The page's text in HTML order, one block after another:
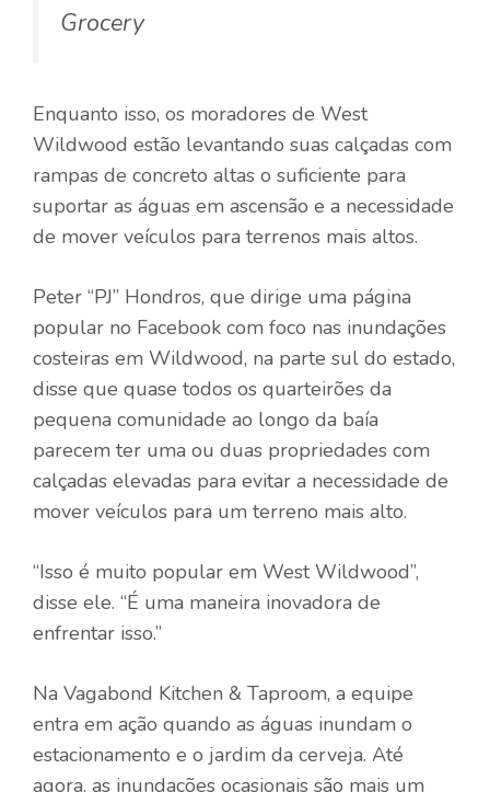
Grocery
Enquanto isso, os moradores de West
Wildwood estão levantando suas calçadas com
rampas de concreto altas o suficiente para
suportar as águas em ascensão e a necessidade
de mover veículos para terrenos mais altos.
Peter “PJ” Hondros, que dirige uma página
popular no Facebook com foco nas inundações
costeiras em Wildwood, na parte sul do estado,
disse que quase todos os quarteirões da
pequena comunidade ao longo da baía
parecem ter uma ou duas propriedades com
calçadas elevadas para evitar a necessidade de
mover veículos para um terreno mais alto.
“Isso é muito popular em West Wildwood”,
disse ele. “É uma maneira inovadora de
enfrentar isso.”
Na Vagabond Kitchen & Taproom, a equipe
entra em ação quando as águas inundam o
estacionamento e o jardim da cerveja. Até
agora, as inundações ocasionais são mais um